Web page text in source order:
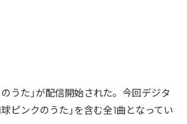
うた」が配信開始された。今回デジタ
ピンクのうた」を含む全1曲となってい